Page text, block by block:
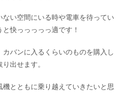
い空間にいる時や電車を待ってい
快っっっっっ適です！
バンに入るくらいのものを購入し
出せます。
とともに乗り越えていきたいと思